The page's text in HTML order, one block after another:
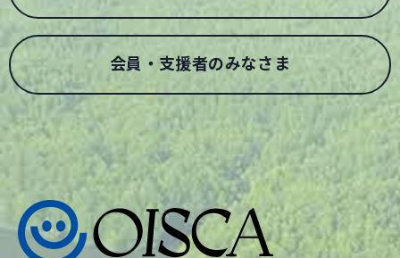
会員・支援者のみなさま